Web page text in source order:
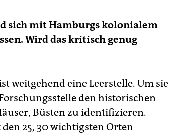
sich mit Hamburgs kolonialem
Wird das kritisch genug
weitgehend eine Leerstelle. Um sie
den historischen
Büsten zu identifizieren.
25, 30 wichtigsten Orten